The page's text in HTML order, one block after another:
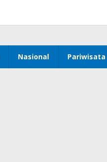
Nasional Pariwisata